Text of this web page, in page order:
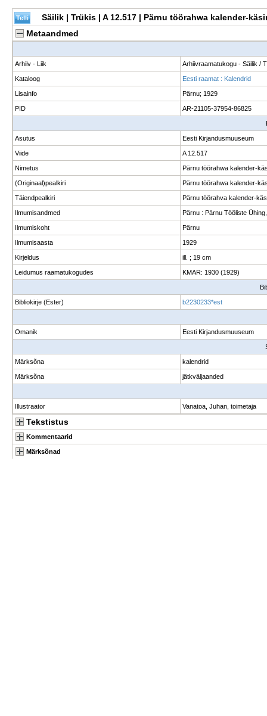
Säilik | Trükis | A 12.517 | Pärnu töörahwa kalender-
Metaandmed
Arhiiv - Liik Arhiivraamatukogu - Säilik /
Kataloog Eesti raamat : Kalendrid
Lisainfo Pärnu; 1929
PID AR-21105-37954-86825
Asutus Eesti Kirjandusmuuseum
Viide A 12.517
Nimetus Pärnu töörahwa kalender-
(Originaal)pealkiri Pärnu töörahwa kalender-
Täiendpealkiri Pärnu töörahva kalender-
Ilmumisandmed Pärnu : Pärnu Tööliste
Ilmumiskoht Pärnu
Ilmumisaasta 1929
Kirjeldus ill. ; 19 cm
Leidumus raamatukogudes KMAR: 1930 (1929)
Bibliokirje (Ester) b2230233*est
Omanik Eesti Kirjandusmuuseum
Märksõna kalendrid
Märksõna jätkväljaanded
Illustraator Vanatoa, Juhan, toimetaja
Tekstistus
Kommentaarid
Märksõnad